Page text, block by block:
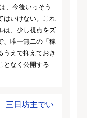
、今後いっそう
はいけない。これ
は、少し視点をズ
、唯一無二の「稼
うえで抑えておき
となく公開する
三日坊主でい